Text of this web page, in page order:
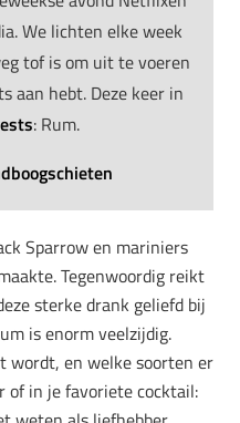
We lichten elke week
tof is om uit te voeren
aan hebt. Deze keer in
: Rum.
Sparrow en mariniers
Tegenwoordig reikt
sterke drank geliefd bij
is enorm veelzijdig.
wordt, en welke soorten er
of in je favoriete cocktail: